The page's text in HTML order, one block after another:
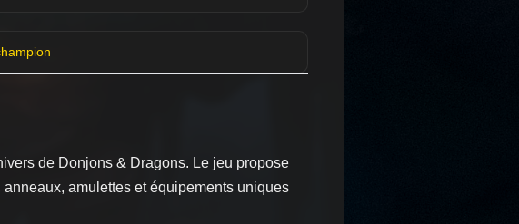
de Donjons & Dragons. Le jeu propose
amulettes et équipements uniques